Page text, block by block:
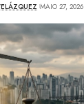
MAIO 27, 2026